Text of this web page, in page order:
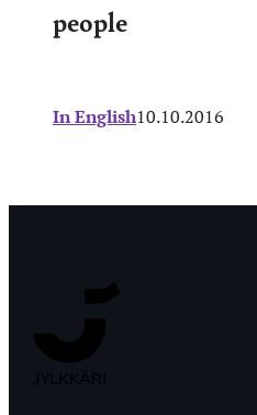
people
In English10.10.2016